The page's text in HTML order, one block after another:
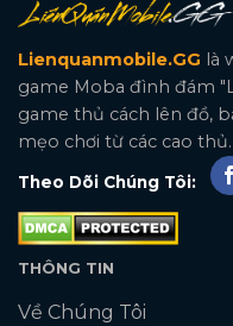
Lienquanmobile.GG là
game Moba đình đám
game thủ cách lên đồ,
mẹo chơi từ các cao thủ.
Theo Dõi Chúng Tôi:
THÔNG TIN
Về Chúng Tôi